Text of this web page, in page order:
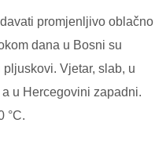
promjenljivo oblačno
dana u Bosni su
Vjetar, slab, u
u Hercegovini zapadni.
°C.